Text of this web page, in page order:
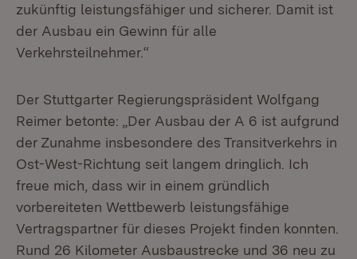
zukünftig leistungsfähiger und sicherer. Damit ist
der Ausbau ein Gewinn für alle
Verkehrsteilnehmer.“
Der Stuttgarter Regierungspräsident Wolfgang
Reimer betonte: „Der Ausbau der A 6 ist aufgrund
der Zunahme insbesondere des Transitverkehrs in
Ost-West-Richtung seit langem dringlich. Ich
freue mich, dass wir in einem gründlich
vorbereiteten Wettbewerb leistungsfähige
Vertragspartner für dieses Projekt finden konnten.
Rund 26 Kilometer Ausbaustrecke und 36 neu zu